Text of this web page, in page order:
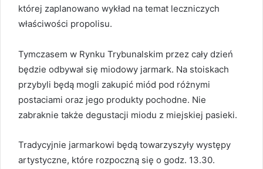
której zaplanowano wykład na temat leczniczych
właściwości propolisu.
Tymczasem w Rynku Trybunalskim przez cały dzień
będzie odbywał się miodowy jarmark. Na stoiskach
przybyli będą mogli zakupić miód pod różnymi
postaciami oraz jego produkty pochodne. Nie
zabraknie także degustacji miodu z miejskiej pasieki.
Tradycyjnie jarmarkowi będą towarzyszyły występy
artystyczne, które rozpoczną się o godz. 13.30.